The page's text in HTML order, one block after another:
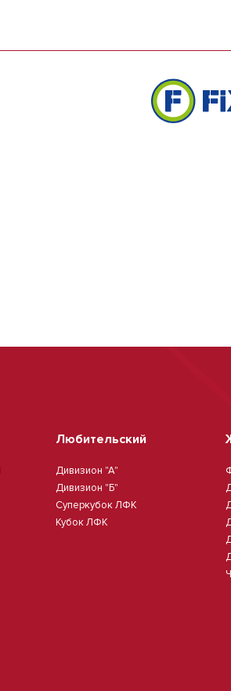
Любительский
Дивизион "А"
Дивизион "Б"
Суперкубок ЛФК
Кубок ЛФК